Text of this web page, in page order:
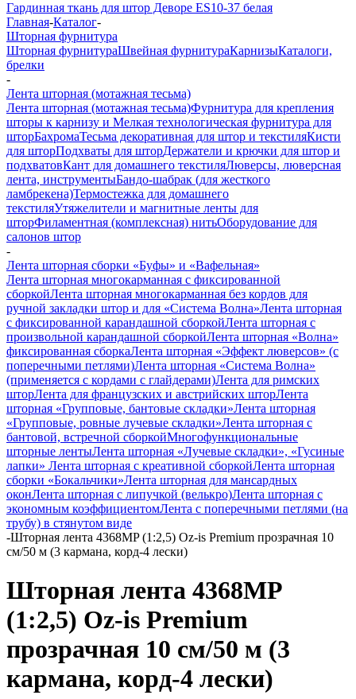
Гардинная ткань для штор Деворе ES10-37 белая
Главная-Каталог-
Шторная фурнитура
Шторная фурнитураШвейная фурнитураКарнизыКаталоги,
брелки
-
Лента шторная (мотажная тесьма)
Лента шторная (мотажная тесьма)Фурнитура для крепления
шторы к карнизу и Мелкая технологическая фурнитура для
шторБахромаТесьма декоративная для штор и текстиляКисти
для шторПодхваты для шторДержатели и крючки для штор и
подхватовКант для домашнего текстиляЛюверсы, люверсная
лента, инструментыБандо-шабрак (для жесткого
ламбрекена)Термостежка для домашнего
текстиляУтяжелители и магнитные ленты для
шторФиламентная (комплексная) нитьОборудование для
салонов штор
-
Лента шторная сборки «Буфы» и «Вафельная»
Лента шторная многокарманная с фиксированной
сборкойЛента шторная многокарманная без кордов для
ручной закладки штор и для «Система Волна»Лента шторная
с фиксированной карандашной сборкойЛента шторная с
произвольной карандашной сборкойЛента шторная «Волна»
фиксированная сборкаЛента шторная «Эффект люверсов» (с
поперечными петлями)Лента шторная «Система Волна»
(применяется с кордами с глайдерами)Лента для римских
шторЛента для французских и австрийских шторЛента
шторная «Групповые, бантовые складки»Лента шторная
«Групповые, ровные лучевые складки»Лента шторная с
бантовой, встречной сборкойМногофункциональные
шторные лентыЛента шторная «Лучевые складки», «Гусиные
лапки» Лента шторная с креативной сборкойЛента шторная
сборки «Бокальчики»Лента шторная для мансардных
оконЛента шторная с липучкой (велькро)Лента шторная с
экономным коэффициентомЛента с поперечными петлями (на
трубу) в стянутом виде
-Шторная лента 4368MP (1:2,5) Oz-is Premium прозрачная 10
см/50 м (3 кармана, корд-4 лески)
Шторная лента 4368MP
(1:2,5) Oz-is Premium
прозрачная 10 см/50 м (3
кармана, корд-4 лески)